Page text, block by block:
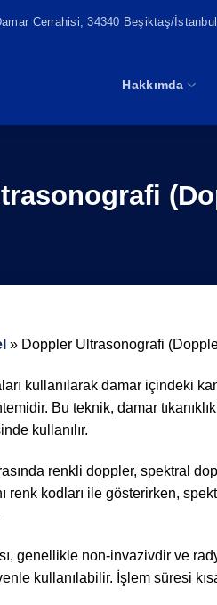
Cerrahisi, 34340 Beşiktaş/İstanbul
Hakkımda
» Doppler Ultrasonografi
kullanılarak damar içindeki kan
Bu teknik, damar
kullanılır.
renkli doppler, spektral
renk kodları ile gösterirken,
genellikle non-invazivdir ve
kullanılabilir. İşlem süresi